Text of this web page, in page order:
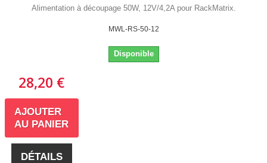
Alimentation à découpage 50W, 12V/4,2A pour RackMatrix.
MWL-RS-50-12
Disponible
28,20 €
AJOUTER
AU PANIER
DÉTAILS